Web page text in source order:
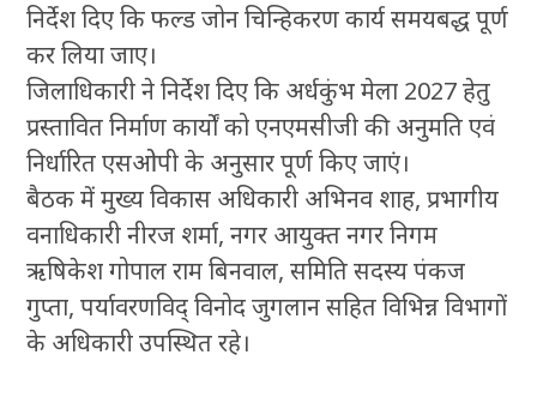
निर्देश दिए कि फल्ड जोन चिन्हिकरण कार्य समयबद्ध पूर्ण
कर लिया जाए।
जिलाधिकारी ने निर्देश दिए कि अर्धकुंभ मेला 2027 हेतु
प्रस्तावित निर्माण कार्यों को एनएमसीजी की अनुमति एवं
निर्धारित एसओपी के अनुसार पूर्ण किए जाएं।
बैठक में मुख्य विकास अधिकारी अभिनव शाह, प्रभागीय
वनाधिकारी नीरज शर्मा, नगर आयुक्त नगर निगम
ऋषिकेश गोपाल राम बिनवाल, समिति सदस्य पंकज
गुप्ता, पर्यावरणविद् विनोद जुगलान सहित विभिन्न विभागों
के अधिकारी उपस्थित रहे।